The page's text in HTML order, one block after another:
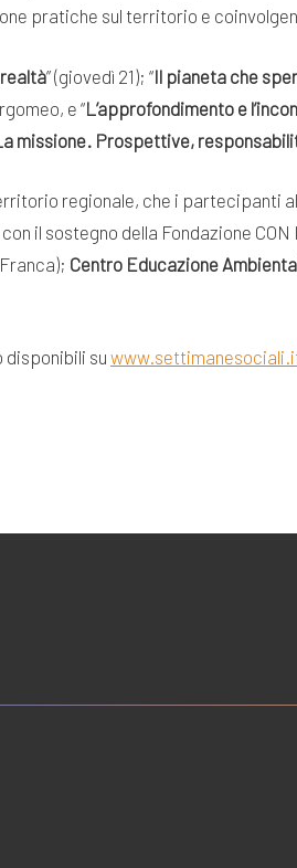
pratiche sul territorio e
” (giovedì 21); “Il pianeta che
e “L’approfondimento e
missione. Prospettive,
regionale, che i partecipanti
il sostegno della Fondazione CON
Centro Educazione
disponibili su